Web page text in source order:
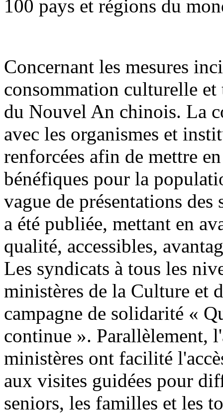
100 pays et régions du
Concernant les mesures
consommation culturelle
du Nouvel An chinois. La
avec les organismes et
renforcées afin de mettre
bénéfiques pour la
vague de présentations
a été publiée, mettant en
qualité, accessibles,
Les syndicats à tous les
ministères de la Culture et
campagne de solidarité «
continue ». Parallèlement,
ministères ont facilité
aux visites guidées pour
seniors, les familles et les